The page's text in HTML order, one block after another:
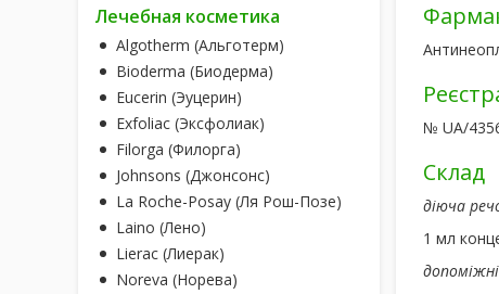
Лечебная косметика
Algotherm (Альготерм)
Bioderma (Биодерма)
Eucerin (Эуцерин)
Exfoliac (Эксфолиак)
Filorga (Филорга)
Johnsons (Джонсонс)
La Roche-Posay (Ля Рош-Позе)
Laino (Лено)
Lierac (Лиерак)
Noreva (Норева)
№ UA/
Склад
діюча
1 мл